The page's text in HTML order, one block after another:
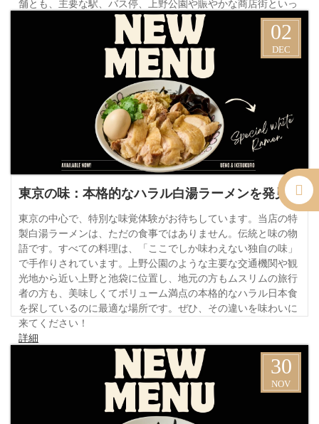
舗とも、主要な駅、バス停、上野公園や賑やかな商店街といっ
た人気の観光地から徒歩圏内という便利な立地にあります。東
京でハラルレストランをお探しの地元の方や旅行者の方も、ぜ
ひ私たちの独特な味わいを体験しにいらしてください。心から
お待ちしております。
02
DEC
東京の味：本格的なハラル白湯ラーメンを発見
東京の中心で、特別な味覚体験がお待ちしています。当店の特
製白湯ラーメンは、ただの食事ではありません。伝統と味の物
語です。すべての料理は、「ここでしか味わえない独自の味」
で手作りされています。上野公園のような主要な交通機関や観
光地から近い上野と池袋に位置し、地元の方もムスリムの旅行
者の方も、美味しくてボリューム満点の本格的なハラル日本食
を探しているのに最適な場所です。ぜひ、その違いを味わいに
来てください！
詳細
30
NOV